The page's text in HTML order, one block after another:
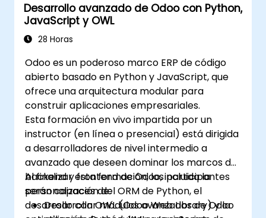
Desarrollo avanzado de Odoo con Python,
JavaScript y OWL
28 Horas
Odoo es un poderoso marco ERP de código
abierto basado en Python y JavaScript, que
ofrece una arquitectura modular para
construir aplicaciones empresariales.
Esta formación en vivo impartida por un
instructor (en línea o presencial) está dirigida
a desarrolladores de nivel intermedio a
avanzado que deseen dominar los marcos de
backend y frontend de Odoo, incluida la
personalización del ORM de Python, el
desarrollo con OWL (Odoo Web Library) y la
Al finalizar esta formación, los participantes
serán capaces de:
Desarrollar módulos avanzados de Odoo